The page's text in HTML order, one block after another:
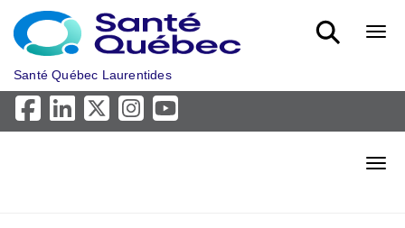
Aller au menu principal
Santé Québec Laurentides